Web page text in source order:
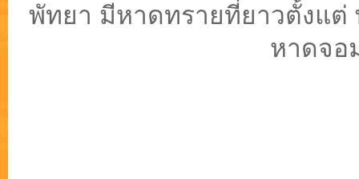
พัทยา มีหาดทรายที่ยาวตั้งแต่
หาดจอ